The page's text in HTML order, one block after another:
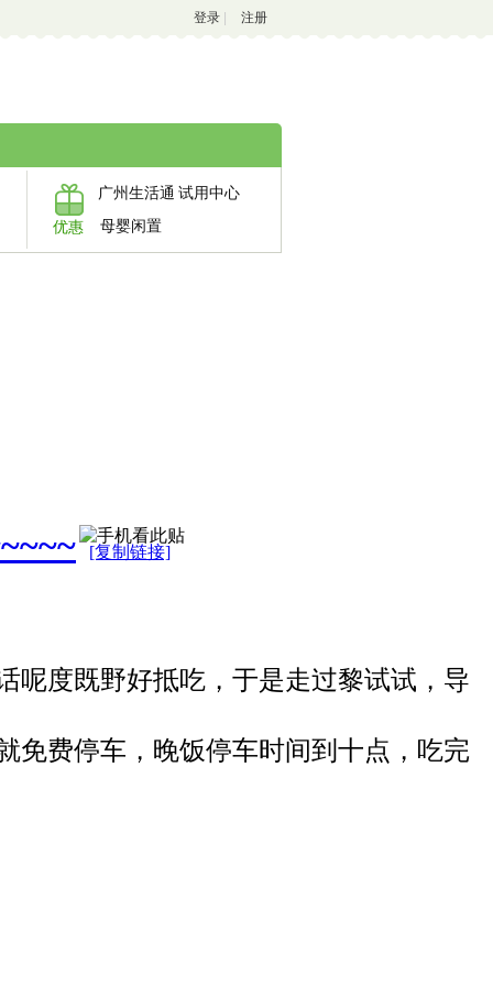
登录 注册
优惠
广州生活通 试用中心
母婴闲置
[复制链接]
呢度既野好抵吃，于是走过黎试试，导
免费停车，晚饭停车时间到十点，吃完